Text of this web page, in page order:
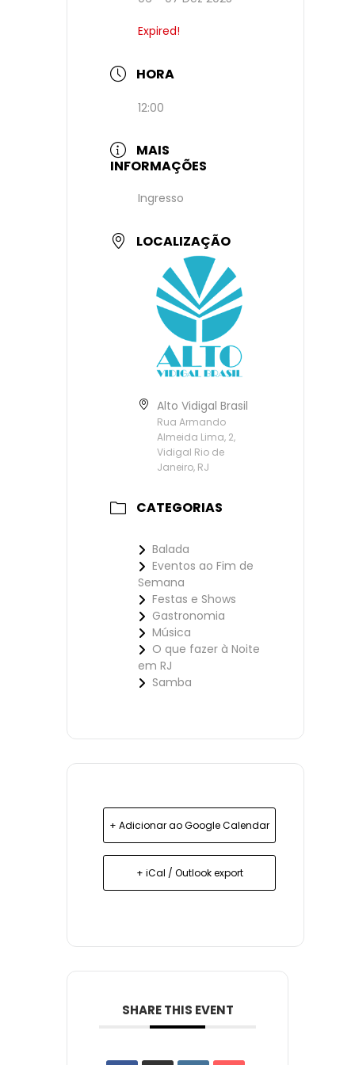
Expired!
HORA
12:00
MAIS
INFORMAÇÕES
Ingresso
LOCALIZAÇÃO
Alto Vidigal Brasil
Rua Armando
Almeida Lima, 2,
Vidigal Rio de
Janeiro, RJ
CATEGORIAS
Balada
Eventos ao Fim de
Semana
Festas e Shows
Gastronomia
Música
O que fazer à Noite
em RJ
Samba
+ Adicionar ao Google Calendar
+ iCal / Outlook export
SHARE THIS EVENT